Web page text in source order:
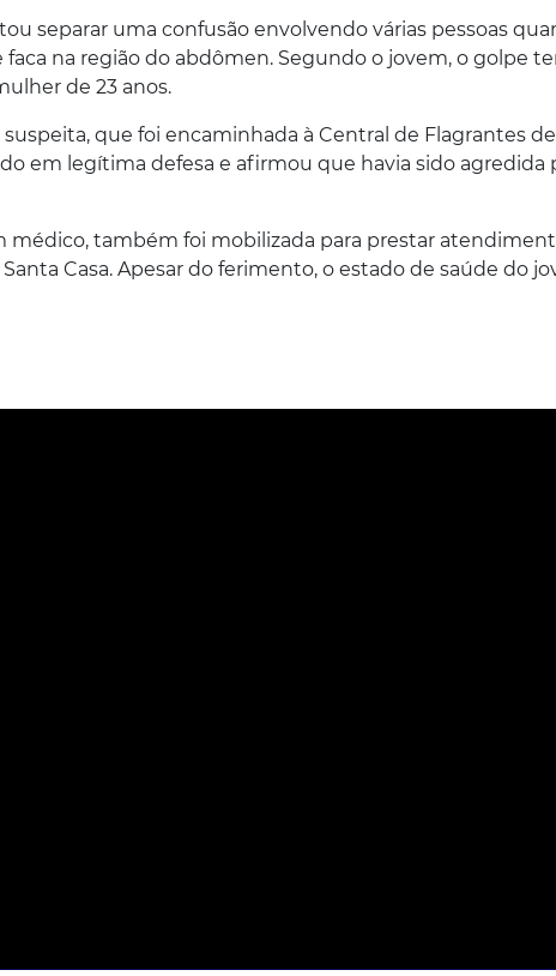
separar uma confusão envolvendo várias pessoas
na região do abdômen. Segundo o jovem, o golpe
de 23 anos.
que foi encaminhada à Central de Flagrantes de
em legítima defesa e afirmou que havia sido agredida
médico, também foi mobilizada para prestar
Casa. Apesar do ferimento, o estado de saúde do